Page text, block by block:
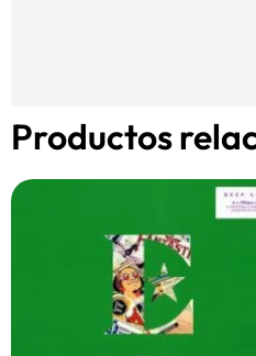
Productos